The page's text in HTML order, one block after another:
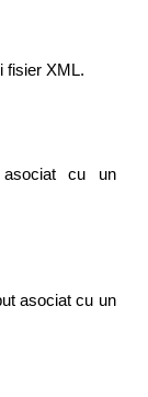
fisier XML.
asociat cu un
asociat cu un